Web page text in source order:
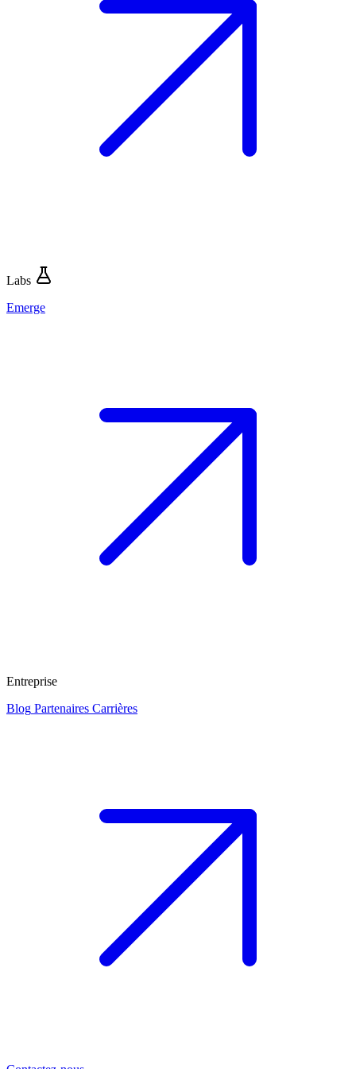
Labs
Emerge
Entreprise
Blog Partenaires Carrières